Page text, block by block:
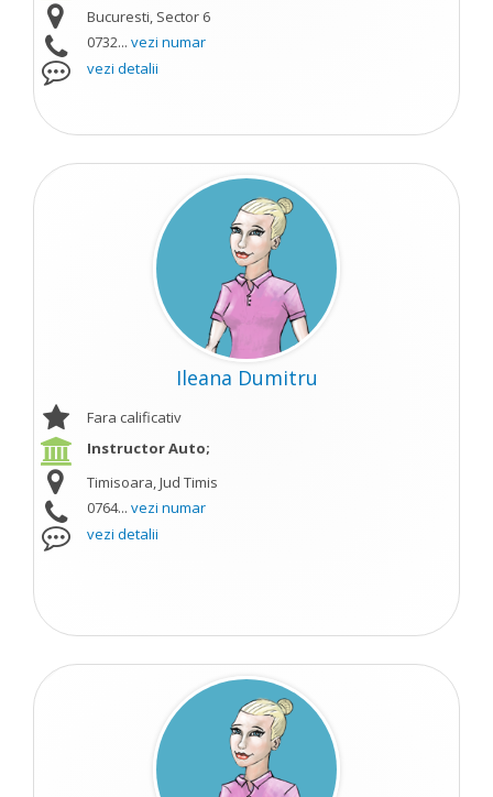
Bucuresti, Sector 6
0732... vezi numar
vezi detalii
Ileana Dumitru
Fara calificativ
Instructor Auto;
Timisoara, Jud Timis
0764... vezi numar
vezi detalii